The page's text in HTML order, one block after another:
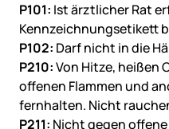
P101: Ist ärztlicher Rat
Kennzeichnungsetikett
P102: Darf nicht in die
P210:Von Hitze, heißen
offenen Flammen und
fernhalten. Nicht
P211: Nicht gegen